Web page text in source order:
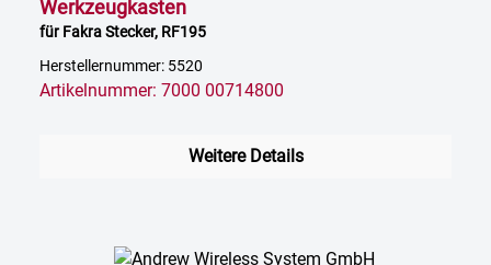
Werkzeugkasten
für Fakra Stecker, RF195
Herstellernummer: 5520
Artikelnummer: 7000 00714800
Weitere Details